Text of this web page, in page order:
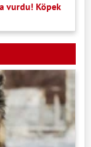
vurdu! Köpek